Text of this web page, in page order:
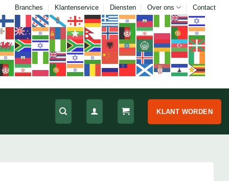
Branches Klantenservice Diensten Over ons Contact
KLANT WORDEN